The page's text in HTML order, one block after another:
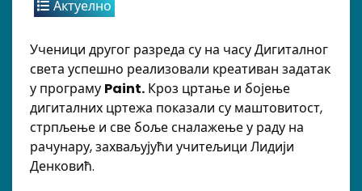
Актуелно
Ученици другог разреда су на часу Дигиталног
света успешно реализовали креативан задатак
у програму Paint. Кроз цртање и бојење
дигиталних цртежа показали су маштовитост,
стрпљење и све боље сналажење у раду на
рачунару, захваљујући учитељици Лидији
Денковић.